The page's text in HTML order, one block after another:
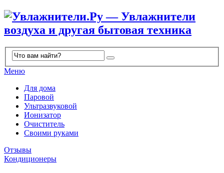
Меню
Для дома
Паровой
Ультразвуковой
Ионизатор
Очиститель
Своими руками
Отзывы
Кондиционеры